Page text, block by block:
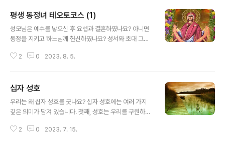
평생 동정녀 테오토코스 (1)
성모님은 예수를 낳으신 후 요셉과 결혼하였나요? 아니면
동정을 지키고 하느님께 헌신하였나요? 성서와 초대 그리
하였을 때 마리아보다 나이가 훨씬 더 많았다고 분명히 언
연적인 방법으로 아들을 출산한 모든 사건을 직접 보았을
뿐만 아니라, 또 주님이 탄생한 날 밤에 아기 예수를 찾아온
목자들과 동방박사들에게서, 그리고 자주 나타나 아기 예
모든 것들과, 또 예수님에게 일어난 여러 사건들을 통해서,
2 0 2023. 8. 5.
십자 성호
우리는 왜 십자 성호를 긋나요? 십자 성호에는 여러 가지
깊은 의미가 담겨 있습니다. 첫째, 성호는 우리를 구원하시
을 우리에게 상기시켜 줍니다. 그리스도의 희생과 사랑을
2 0 2023. 7. 15.